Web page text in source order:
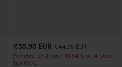
€35,95 EUR €44,95 EUR
Achetez-en 2 pour 61,54 € ou 4 pour
123,08 €.